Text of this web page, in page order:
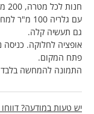
גם תעשיה קלה.
אופציה לחלוקה.
פתח המקום.
התמונה להמחשה בלבד
יש טעות במודעה? דווחו